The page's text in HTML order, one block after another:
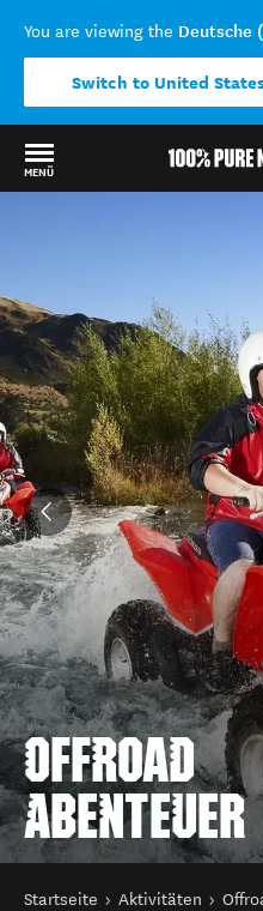
You are viewing the Deutsche
Switch to United
MENÜ
OFFROAD
ABENTEUER
Sie sind hier
Startseite Aktivitäten